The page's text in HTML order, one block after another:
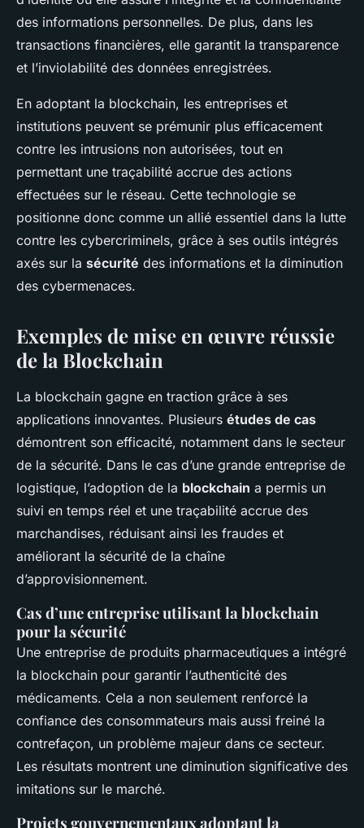
des informations personnelles. De plus, dans les
transactions financières, elle garantit la transparence
et l’inviolabilité des données enregistrées.
En adoptant la blockchain, les entreprises et
institutions peuvent se prémunir plus efficacement
contre les intrusions non autorisées, tout en
permettant une traçabilité accrue des actions
effectuées sur le réseau. Cette technologie se
positionne donc comme un allié essentiel dans la lutte
contre les cybercriminels, grâce à ses outils intégrés
axés sur la sécurité des informations et la diminution
des cybermenaces.
Exemples de mise en œuvre réussie
de la Blockchain
La blockchain gagne en traction grâce à ses
applications innovantes. Plusieurs études de cas
démontrent son efficacité, notamment dans le secteur
de la sécurité. Dans le cas d’une grande entreprise de
logistique, l’adoption de la blockchain a permis un
suivi en temps réel et une traçabilité accrue des
marchandises, réduisant ainsi les fraudes et
améliorant la sécurité de la chaîne
d’approvisionnement.
Cas d’une entreprise utilisant la blockchain
pour la sécurité
Une entreprise de produits pharmaceutiques a intégré
la blockchain pour garantir l’authenticité des
médicaments. Cela a non seulement renforcé la
confiance des consommateurs mais aussi freiné la
contrefaçon, un problème majeur dans ce secteur.
Les résultats montrent une diminution significative des
imitations sur le marché.
Projets gouvernementaux adoptant la